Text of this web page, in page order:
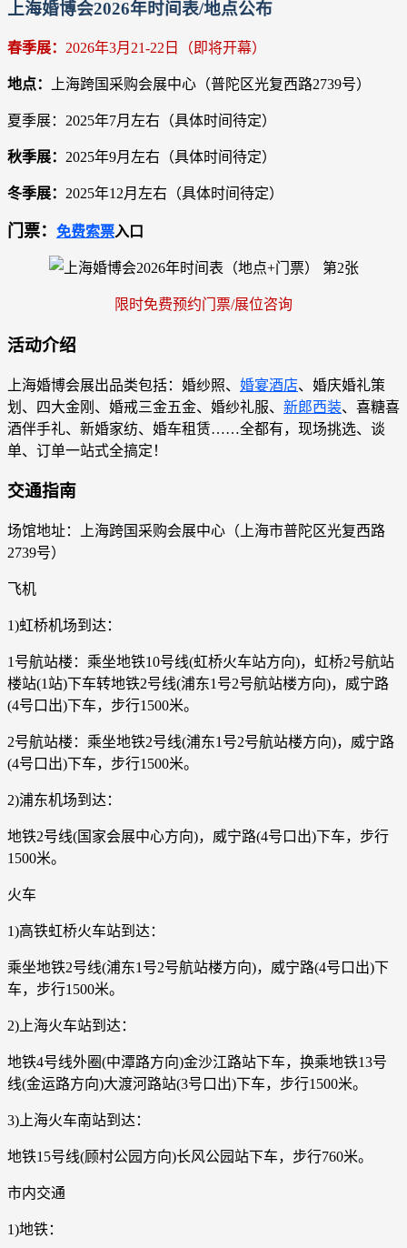
上海婚博会2026年时间表/地点公布
春季展： 2026年3月21-22日（即将开幕）
地点： 上海跨国采购会展中心 （普陀区光复西路2739号）
夏季展：2025年7月左右（具体时间待定）
秋季展： 2025年9月左右（具体时间待定）
冬季展： 2025年12月左右（具体时间待定）
门票： 免费索票入口
限时免费预约门票/展位咨询
活动介绍
上海婚博会展出品类包括：婚纱照、 婚宴酒店、婚庆婚礼策
划、四大金刚、婚戒三金五金、婚纱礼服、 新郎西装、喜糖喜
酒伴手礼、新婚家纺、婚车租赁……全都有，现场挑选、谈
单、订单一站式全搞定！
交通指南
场馆地址：上海跨国采购会展中心（上海市普陀区光复西路
2739号）
飞机
1)虹桥机场到达：
1号航站楼：乘坐地铁10号线(虹桥火车站方向)，虹桥2号航站
楼站(1站)下车转地铁2号线(浦东1号2号航站楼方向)，威宁路
(4号口出)下车，步行1500米。
2号航站楼：乘坐地铁2号线(浦东1号2号航站楼方向)，威宁路
(4号口出)下车，步行1500米。
2)浦东机场到达：
地铁2号线(国家会展中心方向)，威宁路(4号口出)下车，步行
1500米。
火车
1)高铁虹桥火车站到达：
乘坐地铁2号线(浦东1号2号航站楼方向)，威宁路(4号口出)下
车，步行1500米。
2)上海火车站到达：
地铁4号线外圈(中潭路方向)金沙江路站下车，换乘地铁13号
线(金运路方向)大渡河路站(3号口出)下车，步行1500米。
3)上海火车南站到达：
地铁15号线(顾村公园方向)长风公园站下车，步行760米。
市内交通
1)地铁：